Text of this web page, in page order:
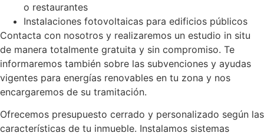
o restaurantes
Instalaciones fotovoltaicas para edificios públicos
Contacta con nosotros y realizaremos un estudio in situ
de manera totalmente gratuita y sin compromiso. Te
informaremos también sobre las subvenciones y ayudas
vigentes para energías renovables en tu zona y nos
encargaremos de su tramitación.
Ofrecemos presupuesto cerrado y personalizado según las
características de tu inmueble. Instalamos sistemas